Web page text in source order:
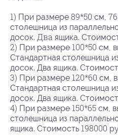
1) При размере 89*50 см, 76
столешница из
досок. Два ящика.
2) При размере 100*50 см,
Стандартная столешница
досок. Два ящика.
3) При размере 120*60 см,
Стандартная столешница
досок. Два ящика.
4) При размере 150*65 см,
столешница из
ящика. Стоимость 198000